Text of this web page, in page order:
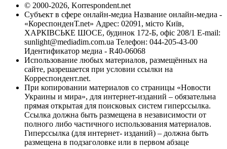
© 2000-2026, Korrespondent.net
Субъект в сфере онлайн-медиа Название онлайн-медиа -
«КореспонденТ.net» Адрес: 02091, місто Київ,
ХАРКІВСЬКЕ ШОСЕ, будинок 172-Б, офіс 208/1 E-mail:
sunlight@mediadim.com.ua Телефон: 044-205-43-00
Идентификатор медиа - R40-06068
Использование любых материалов, размещённых на
сайте, разрешается при условии ссылки на
Корреспондент.net.
При копировании материалов со страницы «Новости
Украины и мира», для интернет-изданий – обязательна
прямая открытая для поисковых систем гиперссылка.
Ссылка должна быть размещена в независимости от
полного либо частичного использования материалов.
Гиперссылка (для интернет- изданий) – должна быть
размещена в подзаголовке или в первом абзаце